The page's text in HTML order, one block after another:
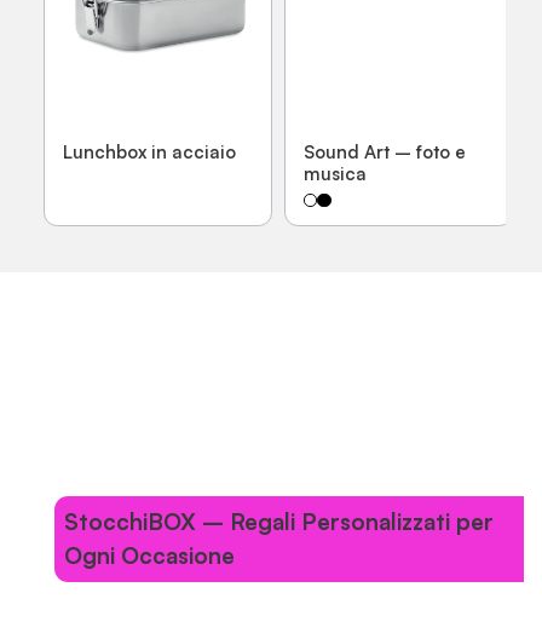
Lunchbox in acciaio
Sound Art – foto e
musica
StocchiBOX – Regali Personalizzati per